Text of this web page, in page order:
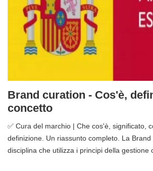
Brand curation - Cos'è,
concetto
✅ Cura del marchio | Che cos'è, significato,
definizione. Un riassunto completo. La
disciplina che utilizza i principi della gestione